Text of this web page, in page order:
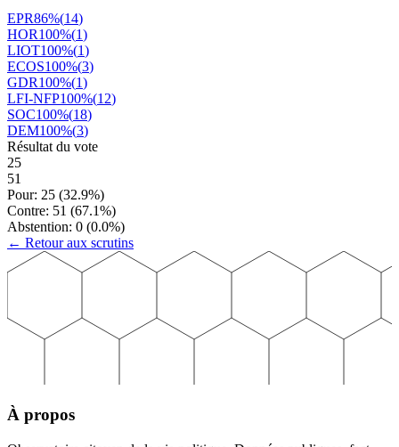
EPR86%(14)
HOR100%(1)
LIOT100%(1)
ECOS100%(3)
GDR100%(1)
LFI-NFP100%(12)
SOC100%(18)
DEM100%(3)
Résultat du vote
25
51
Pour: 25 (32.9%)
Contre: 51 (67.1%)
Abstention: 0 (0.0%)
← Retour aux scrutins
À propos